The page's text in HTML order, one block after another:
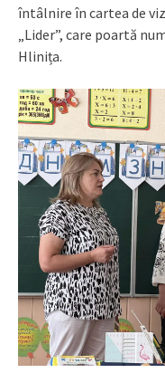
întâlnire în cartea de
„Lider”, care poartă
Hlinița.